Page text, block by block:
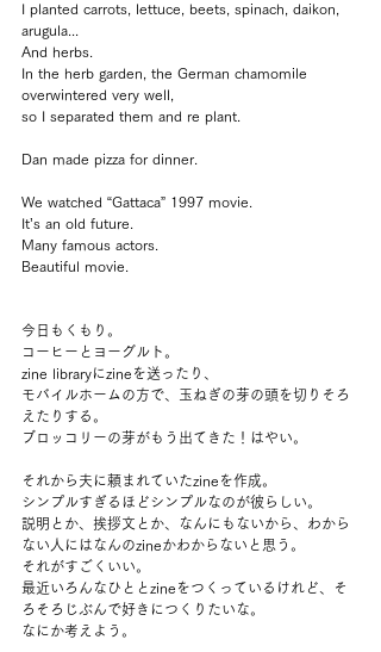
I planted carrots, lettuce, beets, spinach, daikon,
arugula...
And herbs.
In the herb garden, the German chamomile
overwintered very well,
so I separated them and re plant.
Dan made pizza for dinner.
We watched “Gattaca” 1997 movie.
It’s an old future.
Many famous actors.
Beautiful movie.
今日もくもり。
コーヒーとヨーグルト。
zine libraryにzineを送ったり、
モバイルホームの方で、玉ねぎの芽の頭を切りそろ
えたりする。
ブロッコリーの芽がもう出てきた！はやい。
それから夫に頼まれていたzineを作成。
シンプルすぎるほどシンプルなのが彼らしい。
説明とか、挨拶文とか、なんにもないから、わから
ない人にはなんのzineかわからないと思う。
それがすごくいい。
最近いろんなひととzineをつくっているけれど、そ
ろそろじぶんで好きにつくりたいな。
なにか考えよう。